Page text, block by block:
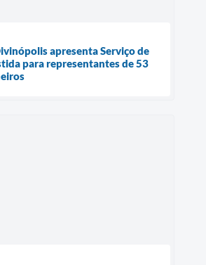
apresenta Serviço de
para representantes de 53